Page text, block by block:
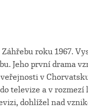
roku 1967.
Jeho první drama
v
televize a v
dohlížel nad